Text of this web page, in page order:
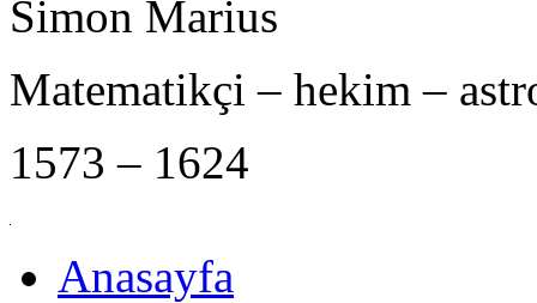
Simon Marius
Matematikçi – hekim –
1573 – 1624
Anasayfa